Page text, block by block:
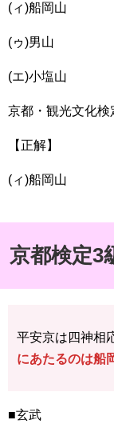
(ィ)船岡山
(ゥ)男山
(エ)小塩山
京都・観光文化
【正解】
(ィ)船岡山
京都検定3
平安京は四神相
にあたるのは船
■玄武